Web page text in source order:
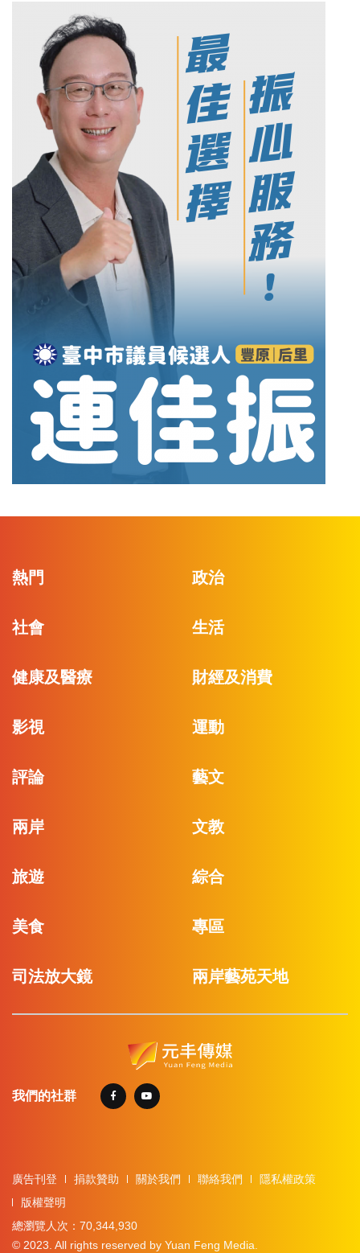
熱門 政治
社會 生活
健康及醫療 財經及消費
影視 運動
評論 藝文
兩岸 文教
旅遊 綜合
美食 專區
司法放大鏡 兩岸藝苑天地
我們的社群
廣告刊登 捐款贊助 關於我們 聯絡我們
隱私權政策
版權聲明
總瀏覽人次：70,344,930
© 2023. All rights reserved by Yuan Feng Media.